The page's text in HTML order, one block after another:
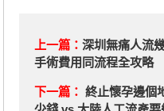
上一篇： 深圳無痛人流
手術費用同流程全攻略
下一篇： 終止懷孕邊個